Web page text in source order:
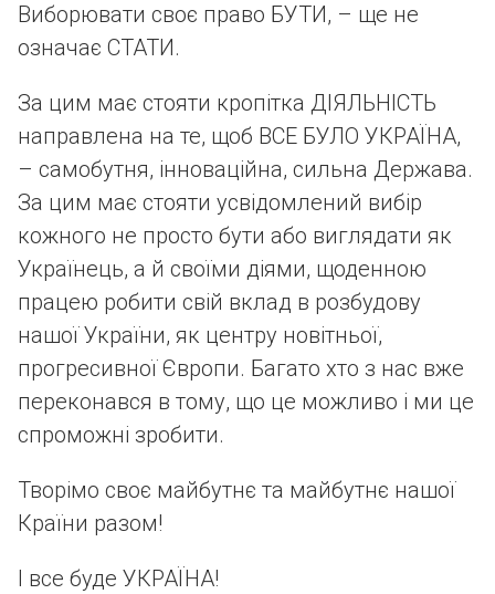
Виборювати своє право БУТИ, – ще не
означає СТАТИ.
За цим має стояти кропітка ДІЯЛЬНІСТЬ
направлена на те, щоб ВСЕ БУЛО УКРАЇНА,
– самобутня, інноваційна, сильна Держава.
За цим має стояти усвідомлений вибір
кожного не просто бути або виглядати як
Українець, а й своїми діями, щоденною
працею робити свій вклад в розбудову
нашої України, як центру новітньої,
прогресивної Європи. Багато хто з нас вже
переконався в тому, що це можливо і ми це
спроможні зробити.
Творімо своє майбутнє та майбутнє нашої
Країни разом!
І все буде УКРАЇНА!